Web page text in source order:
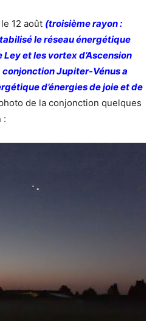
le 12 août (troisième rayon :
le réseau énergétique
et les vortex d’Ascension
conjonction Jupiter-Vénus a
d’énergies de joie et de
de la conjonction quelques
: